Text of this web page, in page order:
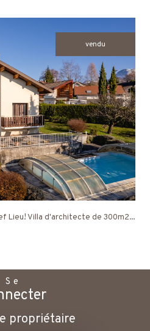
vendu
le bien
Lieu! Villa d'architecte de 300m2...
Se
propriétaire